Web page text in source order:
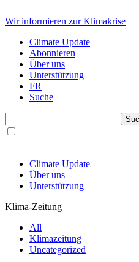
Wir informieren zur Klimakrise
Climate Update
Abonnieren
Über uns
Unterstützung
FR
Suche
Climate Update
Über uns
Unterstützung
Klima-Zeitung
All
Klimazeitung
Uncategorized